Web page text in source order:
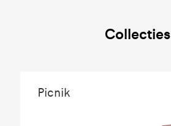
Collecties
Picnik